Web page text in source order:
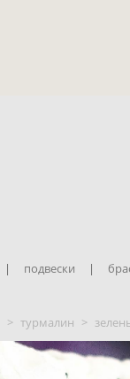
| подвески |
> турмалин >